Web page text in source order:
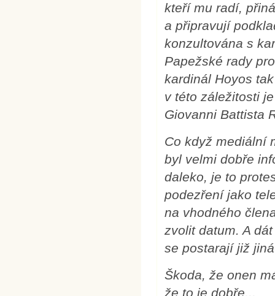
kteří mu radí,
a připravují
konzultována s
Papežské rady
kardinál Hoyos
v této záležitosti
Giovanni Battista
Co když mediální
byl velmi dobře
daleko, je to
podezření jako
na vhodného
zvolit datum. A
se postarají již
Škoda, že onen
že to je dobře...